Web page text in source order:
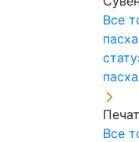
Все
Все